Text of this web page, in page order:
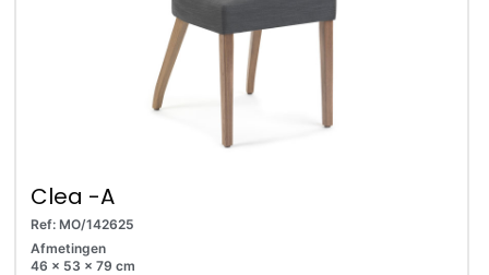
Clea -A
Ref: MO/142625
Afmetingen
46 x 53 x 79 cm